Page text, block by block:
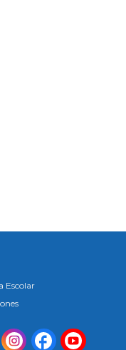
Escolar